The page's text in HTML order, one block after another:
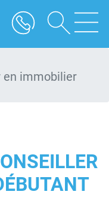
en immobilier